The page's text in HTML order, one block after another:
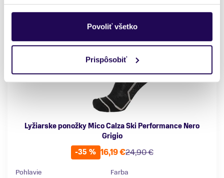
Povoliť všetko
Prispôsobiť
Lyžiarske ponožky Mico Calza Ski Performance Nero
Grigio
-35 %
24,90 €
16,19 €
Pohlavie
Farba